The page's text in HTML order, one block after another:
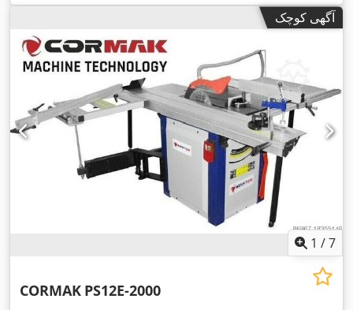
آگهی کوچک
1 /7
CORMAK PS12E-2000